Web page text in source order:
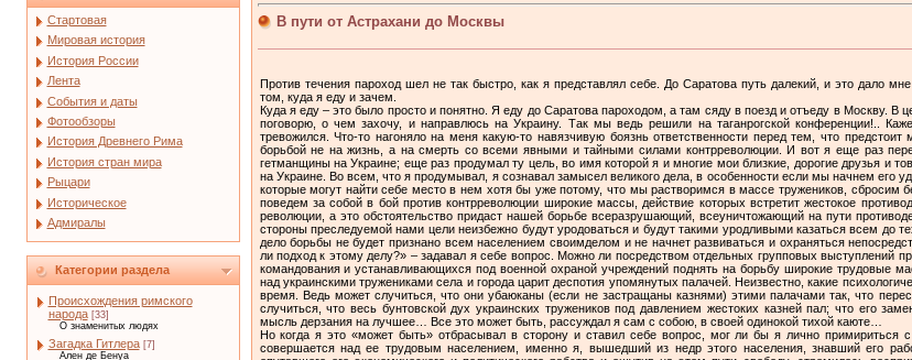
Стартовая
Мировая история
История России
Лента
События и даты
Фотообзоры
История Древнего Рима
История стран мира
Рыцари
Историческое
Адмиралы
Категории раздела
Происхождения римского
народа [33]
О знаменитых людях
Загадка Гитлера [7]
Ален де Бенуа
В пути от Астрахани до Москвы
Против течения пароход шел не так быстро, как я представлял себе. До Саратова путь далекий, и это дало
том, куда я еду и зачем.
Куда я еду – это было просто и понятно. Я еду до Саратова пароходом, а там сяду в поезд и отъеду в Москву. В
поговорю, о чем захочу, и направлюсь на Украину. Так мы ведь решили на таганрогской конференции!..
тревожился. Что-то нагоняло на меня какую-то навязчивую боязнь ответственности перед тем, что
борьбой не на жизнь, а на смерть со всеми явными и тайными силами контрреволюции. И вот я еще раз
гетманщины на Украине; еще раз продумал ту цель, во имя которой я и многие мои близкие, дорогие друзья и
на Украине. Во всем, что я продумывал, я сознавал замысел великого дела, в особенности если мы начнем его
которые могут найти себе место в нем хотя бы уже потому, что мы растворимся в массе тружеников, сбросим
поведем за собой в бой против контрреволюции широкие массы, действие которых встретит жестокое
революции, а это обстоятельство придаст нашей борьбе всеразрушающий, всеуничтожающий на пути
стороны преследуемой нами цели неизбежно будут уродоваться и будут такими уродливыми казаться всем до
дело борьбы не будет признано всем населением своимделом и не начнет развиваться и охраняться
ли подход к этому делу?» – задавал я себе вопрос. Можно ли посредством отдельных групповых выступлений
командования и устанавливающихся под военной охраной учреждений поднять на борьбу широкие трудовые
над украинскими тружениками села и города царит деспотия упомянутых палачей. Неизвестно, какие
время. Ведь может случиться, что они убаюканы (если не застращаны казнями) этими палачами так, что
случиться, что весь бунтовской дух украинских тружеников под давлением жестоких казней пал; что его
мысль дерзания на лучшее… Все это может быть, рассуждал я сам с собою, в своей одинокой тихой каюте…
Но когда я это «может быть» отбрасывал в сторону и ставил себе вопрос, мог ли бы я лично примириться
совершается над ее трудовым населением, именно я, вышедший из недр этого населения, знавший его